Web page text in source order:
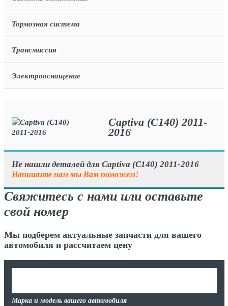
Тормозная система
Трансмиссия
Электрооснащение
Captiva (C140) 2011-
2016
Не нашли деталей для Captiva (C140) 2011-2016
Напишите нам мы Вам поможем!
Свяжитесь с нами или оставьте
свой номер
Мы подберем актуальные запчасти для вашего
автомобиля и рассчитаем цену
Марка и модель вашего автомобиля